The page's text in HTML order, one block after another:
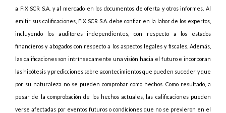
a FIX SCR S.A. y al mercado en los documentos de oferta y otros informes. Al
emitir sus calificaciones, FIX SCR S.A. debe confiar en la labor de los expertos,
incluyendo los auditores independientes, con respecto a los estados
financieros y abogados con respecto a los aspectos legales y fiscales. Además,
las calificaciones son intrínsecamente una visión hacia el futuro e incorporan
las hipótesis y predicciones sobre acontecimientos que pueden suceder y que
por su naturaleza no se pueden comprobar como hechos. Como resultado, a
pesar de la comprobación de los hechos actuales, las calificaciones pueden
verse afectadas por eventos futuros o condiciones que no se previeron en el